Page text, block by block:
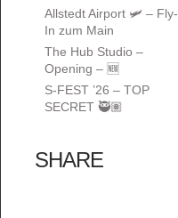
Allstedt Airport 🛩️ – Fly-
In zum Main
The Hub Studio –
Opening – 🆕
S-FEST ’26 – TOP
SECRET 🥷🏽
SHARE